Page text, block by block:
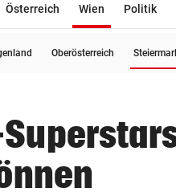
arrow_right
Bundesland
Österreich Wien
Politik
Oberösterreich